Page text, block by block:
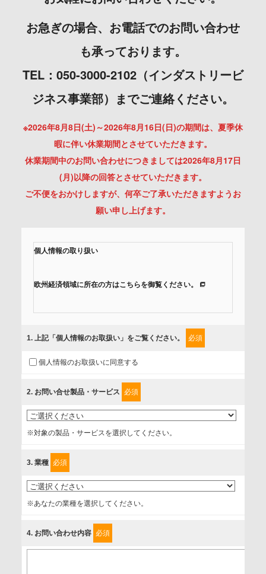
お急ぎの場合、お電話でのお問い合わせ
も承っております。
TEL：050-3000-2102（インダストリービ
ジネス事業部）までご連絡ください。
※2026年8月8日(土)～2026年8月16日(日)の期間は、夏季休
暇に伴い休業期間とさせていただきます。
休業期間中のお問い合わせにつきましては2026年8月17日
(月)以降の回答とさせていただきます。
ご不便をおかけしますが、何卒ご了承いただきますようお
願い申し上げます。
個人情報の取り扱い
欧州経済領域に所在の方はこちらを御覧ください。
組みを行っています。
に取扱い、これらで定める範囲内で、サービスの提供やご案
内等のために利用させていただいております。
情報を提供されるお客様（本人）に対して、情報の収集目
的、管理者、提供の有無、情報提供の任意性や権利について
確認し、当社への情報提供がお客様の懸念にならないよう
上げます。
事業者名
個人情報保護責任者
1. 上記「個人情報のお取扱い」をご覧ください。 必須
個人情報のお取扱いに同意する
2. お問い合せ製品・サービス 必須
※対象の製品・サービスを選択してください。
3. 業種 必須
※あなたの業種を選択してください。
4. お問い合わせ内容 必須